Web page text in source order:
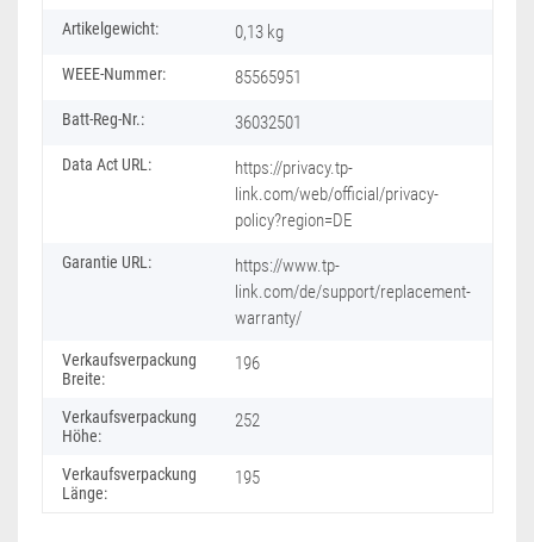
Artikelgewicht: 0,13 kg
WEEE-Nummer: 85565951
Batt-Reg-Nr.: 36032501
Data Act URL:
https://privacy.tp-
link.com/web/official/privacy-
policy?region=DE
Garantie URL:
https://www.tp-
link.com/de/support/replacement-
warranty/
Verkaufsverpackung
Breite:
196
Verkaufsverpackung
Höhe:
252
Verkaufsverpackung
Länge:
195